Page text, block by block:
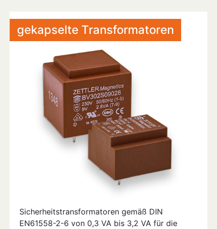
gekapselte Transformatoren
Sicherheitstransformatoren gemäß DIN
EN61558-2-6 von 0,3 VA bis 3,2 VA für die